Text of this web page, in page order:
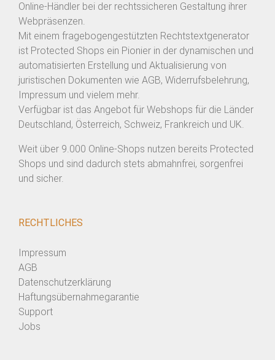
Online-Händler bei der rechtssicheren Gestaltung ihrer
Webpräsenzen.
Mit einem fragebogengestützten Rechtstextgenerator
ist Protected Shops ein Pionier in der dynamischen und
automatisierten Erstellung und Aktualisierung von
juristischen Dokumenten wie AGB, Widerrufsbelehrung,
Impressum und vielem mehr.
Verfügbar ist das Angebot für Webshops für die Länder
Deutschland, Österreich, Schweiz, Frankreich und UK.
Weit über 9.000 Online-Shops nutzen bereits Protected
Shops und sind dadurch stets abmahnfrei, sorgenfrei
und sicher.
RECHTLICHES
Impressum
AGB
Datenschutzerklärung
Haftungsübernahmegarantie
Support
Jobs